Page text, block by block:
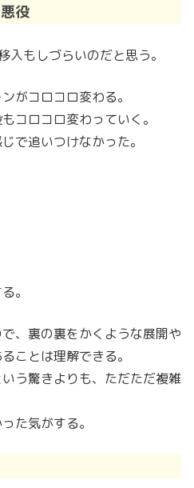
役
もしづらいのだと思う。
がコロコロ変わる。
コロコロ変わっていく。
で追いつけなかった。
。
、裏の裏をかくような展開や
ことは理解できる。
う驚きよりも、ただただ複雑
た気がする。